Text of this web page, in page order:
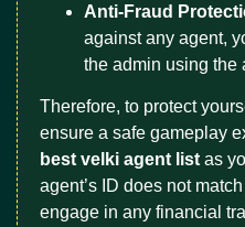
Anti-Fraud
against any agent,
the admin using the
Therefore, to protect
ensure a safe gameplay
best velki agent listas
agent’s ID does not
engage in any financial